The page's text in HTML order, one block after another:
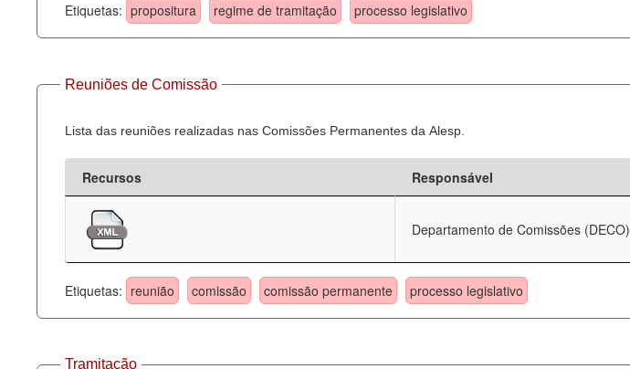
Etiquetas: propositura regime de tramitação processo legislativo
Reuniões de Comissão
Lista das reuniões realizadas nas Comissões Permanentes da Alesp.
Recursos Responsável
Departamento de Comissões (DECO)
Etiquetas: reunião comissão comissão permanente processo legislativo
Tramitação